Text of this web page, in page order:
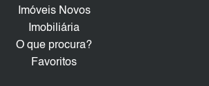
Imóveis Novos
Imobiliária
O que procura?
Favoritos